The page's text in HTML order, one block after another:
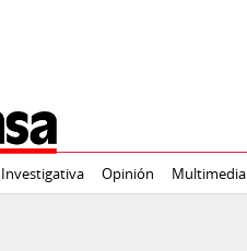
Opinión Multimedia